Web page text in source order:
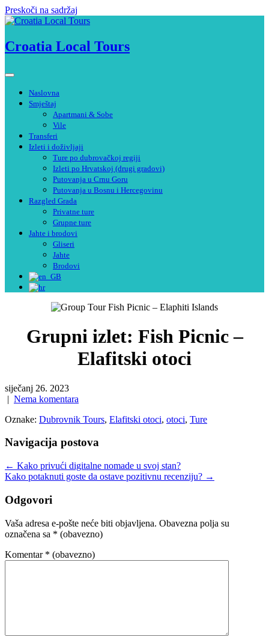
Preskoči na sadržaj
Croatia Local Tours
Naslovna
Smještaj
Apartmani & Sobe
Vile
Transferi
Izleti i doživljaji
Ture po dubrovačkoj regiji
Izleti po Hrvatskoj (drugi gradovi)
Putovanja u Crnu Goru
Putovanja u Bosnu i Hercegovinu
Razgled Grada
Privatne ture
Grupne ture
Jahte i brodovi
Gliseri
Jahte
Brodovi
Grupni izlet: Fish Picnic –
Elafitski otoci
siječanj 26. 2023
| Nema komentara
Oznake: Dubrovnik Tours, Elafitski otoci, otoci, Ture
Navigacija postova
← Kako privući digitalne nomade u svoj stan?
Kako potaknuti goste da ostave pozitivnu recenziju? →
Odgovori
Vaša adresa e-pošte neće biti objavljena. Obavezna polja su
označena sa * (obavezno)
Komentar * (obavezno)